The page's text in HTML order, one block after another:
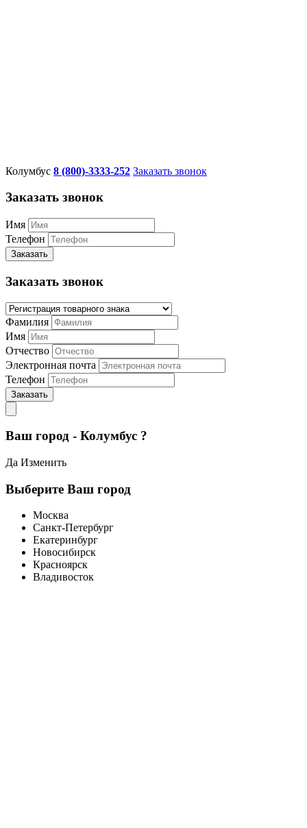
Колумбус 8 (800)-3333-252 Заказать звонок
Заказать звонок
Имя
Телефон
Заказать
Заказать звонок
Фамилия
Имя
Отчество
Электронная почта
Телефон
Заказать
Ваш город - Колумбус ?
Да Изменить
Выберите Ваш город
Москва
Санкт-Петербург
Екатеринбург
Новосибирск
Красноярск
Владивосток